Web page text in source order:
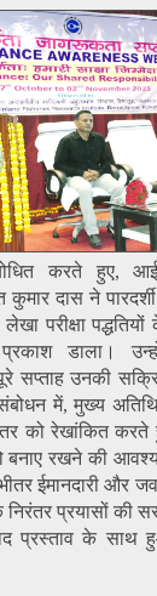
करते हुए,
दास ने
परीक्षा
प्रकाश डाला।
सप्ताह उनकी
में, मुख्य अतिथि
को रेखांकित करते
रखने की
ईमानदारी और
प्रयासों की
प्रस्ताव के